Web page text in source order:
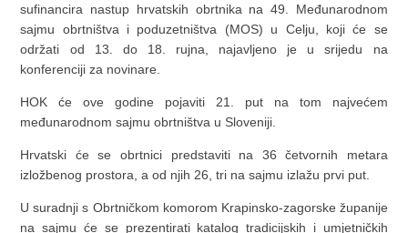
sufinancira nastup hrvatskih obrtnika na 49. Međunarodnom
sajmu obrtništva i poduzetništva (MOS) u Celju, koji će se
održati od 13. do 18. rujna, najavljeno je u srijedu na
konferenciji za novinare.
HOK će ove godine pojaviti 21. put na tom najvećem
međunarodnom sajmu obrtništva u Sloveniji.
Hrvatski će se obrtnici predstaviti na 36 četvornih metara
izložbenog prostora, a od njih 26, tri na sajmu izlažu prvi put.
U suradnji s Obrtničkom komorom Krapinsko-zagorske županije
na sajmu će se prezentirati katalog tradicijskih i umjetničkih